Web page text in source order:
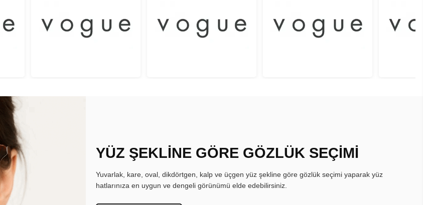
YÜZ ŞEKLİNE GÖRE GÖZLÜK SEÇİMİ
Yuvarlak, kare, oval, dikdörtgen, kalp ve üçgen yüz şekline göre gözlük seçimi yaparak yüz
hatlarınıza en uygun ve dengeli görünümü elde edebilirsiniz.